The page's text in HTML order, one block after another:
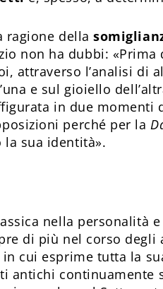
ragione della
non ha dubbi:
attraverso l’analisi di
e sul gioiello
in due momenti
perché per la
sua identità».
nella personalità
di più nel corso degli
in cui esprime tutta la
antichi continuamente